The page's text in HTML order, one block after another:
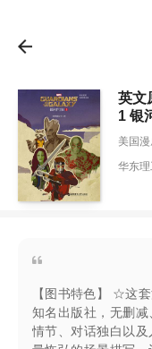
英文
1 银
美国漫
华东
【图书特色】 ☆这
知名出版社，无删
情节、对话独白以